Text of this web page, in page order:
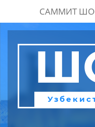
САММИТ ШОС